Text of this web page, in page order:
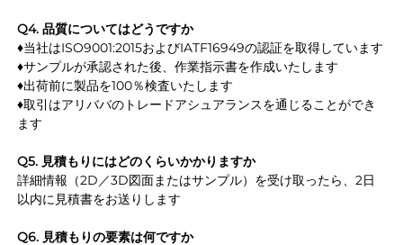
Q4. 品質についてはどうですか
♦サンプルが承認された後、作業指示書を作成いたします
♦出荷前に製品を100％検査いたします
♦取引はアリババのトレードアシュアランスを通じることができ
ます
Q5. 見積もりにはどのくらいかかりますか
詳細情報（2D／3D図面またはサンプル）を受け取ったら、2日
以内に見積書をお送りします
Q6. 見積もりの要素は何ですか